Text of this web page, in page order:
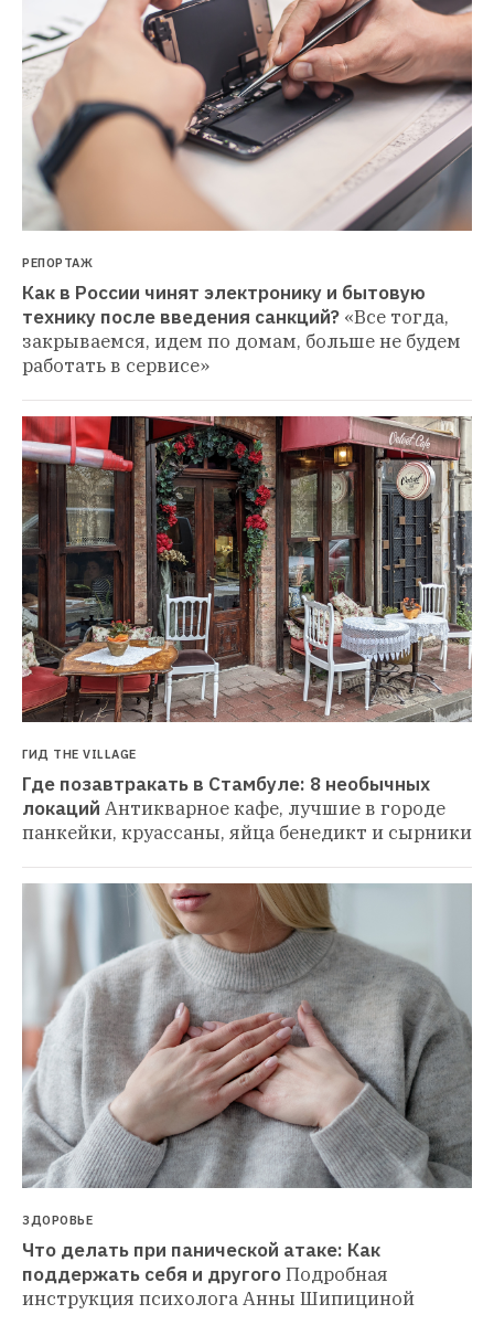
РЕПОРТАЖ
Как в России чинят электронику и бытовую
технику после введения санкций? «Все тогда,
закрываемся, идем по домам, больше не будем
работать в сервисе»
ГИД THE VILLAGE
Где позавтракать в Стамбуле: 8 необычных
локаций Антикварное кафе, лучшие в городе
панкейки, круассаны, яйца бенедикт и сырники
ЗДОРОВЬЕ
Что делать при панической атаке: Как
поддержать себя и другогоПодробная
инструкция психолога Анны Шипициной